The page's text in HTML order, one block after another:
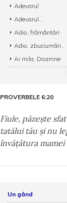
Adevarul
Adevarul...
Adio, frământări
Adio, zbuciumări...
Ai mila, Doamne
PROVERBELE 6:20
Fiule, păzeşte
tatălui tău şi nu
învăţătura mamei
Un gând